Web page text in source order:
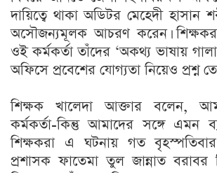
দায়িত্বে থাকা অডিটর মেহেদী হাসান
অসৌজন্যমূলক আচরণ করেন।
ওই কর্মকর্তা তাঁদের ‘অকথ্য ভাষায়
অফিসে প্রবেশের যোগ্যতা নিয়েও প্রশ্ন
শিক্ষক খালেদা আক্তার বলেন,
কর্মকর্তা-কিন্তু আমাদের সঙ্গে এমন
শিক্ষকরা এ ঘটনায় গত বৃহস্পতিবার
প্রশাসক ফাতেমা তুল জান্নাত